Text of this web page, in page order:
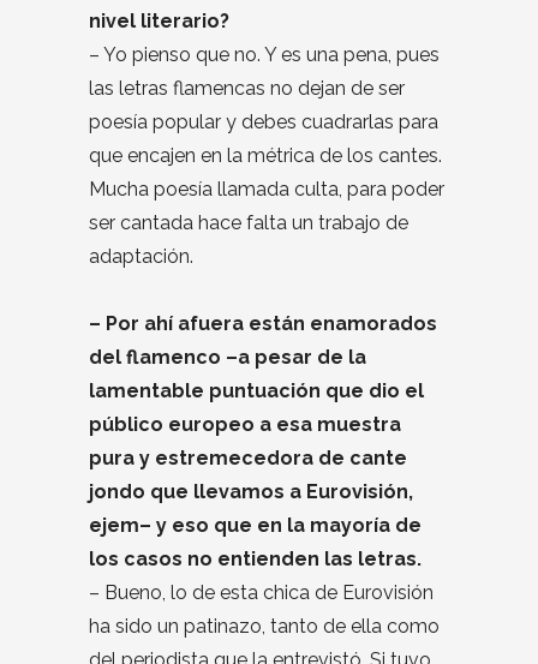
nivel literario?
– Yo pienso que no. Y es una pena, pues
las letras flamencas no dejan de ser
poesía popular y debes cuadrarlas para
que encajen en la métrica de los cantes.
Mucha poesía llamada culta, para poder
ser cantada hace falta un trabajo de
adaptación.
– Por ahí afuera están enamorados
del flamenco –a pesar de la
lamentable puntuación que dio el
público europeo a esa muestra
pura y estremecedora de cante
jondo que llevamos a Eurovisión,
ejem– y eso que en la mayoría de
los casos no entienden las letras.
– Bueno, lo de esta chica de Eurovisión
ha sido un patinazo, tanto de ella como